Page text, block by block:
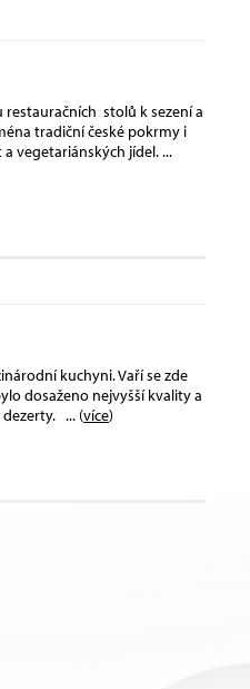
restauračních stolů k sezení a
tradiční české pokrmy i
vegetariánských jídel....
kuchyni. Vaří se zde
dosaženo nejvyšší kvality a
... (více)